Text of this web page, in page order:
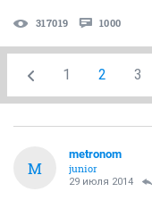
317019 1000
1 2 3
M
metronom
junior
29 июля 2014